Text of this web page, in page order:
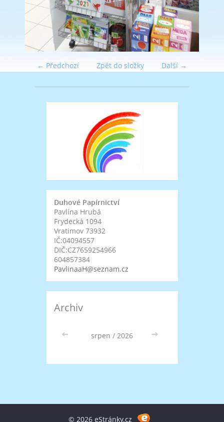
← Předchozí Další →
Zpět do složky
Duhové Papírnictví
Pavlína Hrubá
Frydecká 1094
Vratimov 73932
IČ:04094557
DIČ:CZ7659254966
604857384
PavlinaaH@seznam.cz
Archiv
<< srpen / 2026 >>
© 2026 eStránky.cz